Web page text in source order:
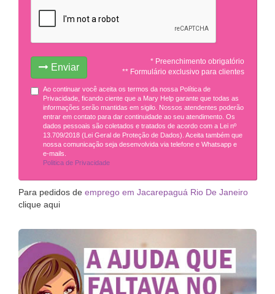
Enviar
* Preenchimento obrigatório
** Formulário exclusivo para clientes
Ao continuar você aceita os termos da nossa Política de
Privacidade, ficando ciente que a Mary Help garante que todas as
informações serão mantidas em sigilo. Nossos atendentes poderão
entrar em contato para dar continuidade ao seu atendimento. Os
dados pessoais são coletados e tratados de acordo com a Lei nº
13.709/2018 (Lei Geral de Proteção de Dados). Aceita também que
nossa comunicação seja desenvolvida via telefone e Whatsapp e
e-mails.
Politica de Privacidade
Para pedidos de emprego em Jacarepaguá Rio De Janeiro
clique aqui